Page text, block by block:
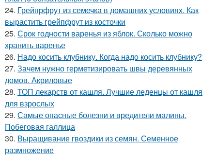
24. Грейпрфрут из семечка в домашних условиях. Как
вырастить грейпфрут из косточки
25. Срок годности варенья из яблок. Сколько можно
хранить варенье
26. Надо косить клубнику. Когда надо косить клубнику?
27. Зачем нужно герметизировать швы деревянных
домов. Акриловые
28. ТОП лекарств от кашля. Лучшие леденцы от кашля
для взрослых
29. Самые опасные болезни и вредители малины.
Побеговая галлица
30. Выращивание гвоздики из семян. Семенное
размножение